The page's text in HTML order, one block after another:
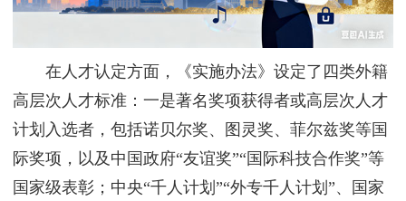
在人才认定方面，《实施办法》设定了四类外籍
高层次人才标准：一是著名奖项获得者或高层次人才
计划入选者，包括诺贝尔奖、图灵奖、菲尔兹奖等国
际奖项，以及中国政府“友谊奖”“国际科技合作奖”等
国家级表彰；中央“千人计划”“外专千人计划”、国家